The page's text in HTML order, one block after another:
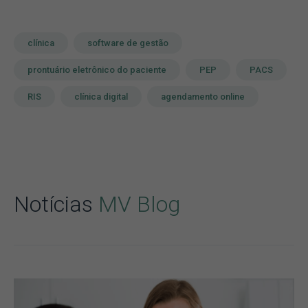
clínica software de gestão
prontuário eletrônico do paciente PEP PACS
RIS clínica digital agendamento online
Notícias MV Blog